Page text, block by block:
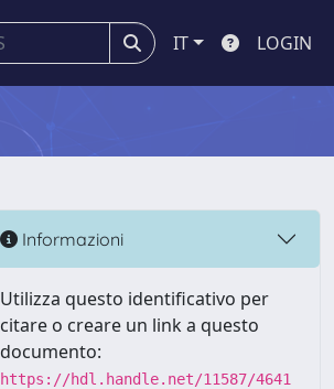
IT LOGIN
Informazioni
Utilizza questo identificativo per
citare o creare un link a questo
documento:
https://hdl.handle.net/11587/4641